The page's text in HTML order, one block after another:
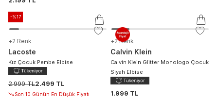
-%17
+2 Renk
Lacoste
Kız Çocuk Pembe Elbise
2.999 TL2.499 TL
Son 10 Günün En Düşük Fiyatı
+2 Renk
Calvin Klein
Calvin Klein Glitter Monologo Çocuk
Siyah Elbise
1.999 TL